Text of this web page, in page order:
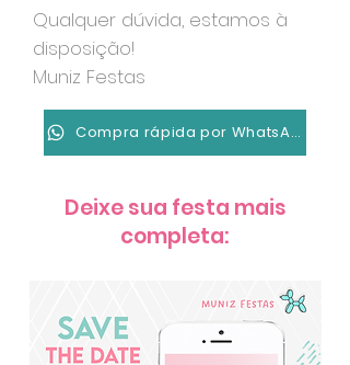
Qualquer dúvida, estamos à
disposição!
Muniz Festas
Compra rápida por WhatsApp
Deixe sua festa mais
completa: